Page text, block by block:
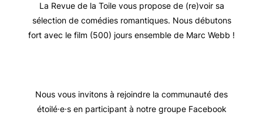
La Revue de la Toile vous propose de (re)voir sa
sélection de comédies romantiques. Nous débutons
fort avec le film (500) jours ensemble de Marc Webb !
Nous vous invitons à rejoindre la communauté des
étoilé·e·s en participant à notre groupe Facebook